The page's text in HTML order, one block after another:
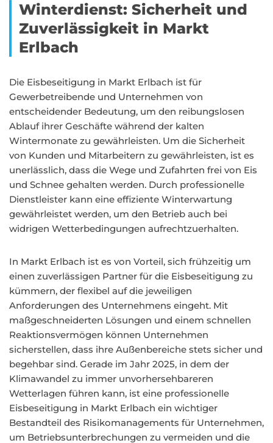
Winterdienst: Sicherheit und
Zuverlässigkeit in Markt
Erlbach
Die Eisbeseitigung in Markt Erlbach ist für
Gewerbetreibende und Unternehmen von
entscheidender Bedeutung, um den reibungslosen
Ablauf ihrer Geschäfte während der kalten
Wintermonate zu gewährleisten. Um die Sicherheit
von Kunden und Mitarbeitern zu gewährleisten, ist es
unerlässlich, dass die Wege und Zufahrten frei von Eis
und Schnee gehalten werden. Durch professionelle
Dienstleister kann eine effiziente Winterwartung
gewährleistet werden, um den Betrieb auch bei
widrigen Wetterbedingungen aufrechtzuerhalten.
In Markt Erlbach ist es von Vorteil, sich frühzeitig um
einen zuverlässigen Partner für die Eisbeseitigung zu
kümmern, der flexibel auf die jeweiligen
Anforderungen des Unternehmens eingeht. Mit
maßgeschneiderten Lösungen und einem schnellen
Reaktionsvermögen können Unternehmen
sicherstellen, dass ihre Außenbereiche stets sicher und
begehbar sind. Gerade im Jahr 2025, in dem der
Klimawandel zu immer unvorhersehbareren
Wetterlagen führen kann, ist eine professionelle
Eisbeseitigung in Markt Erlbach ein wichtiger
Bestandteil des Risikomanagements für Unternehmen,
um Betriebsunterbrechungen zu vermeiden und die